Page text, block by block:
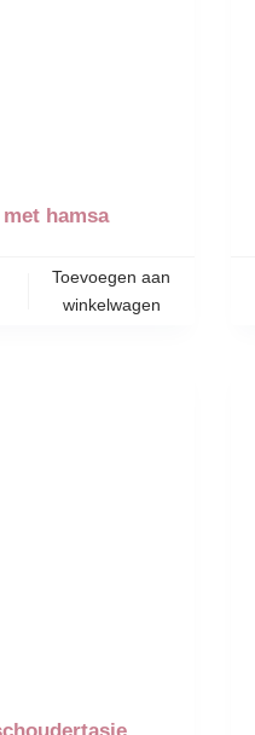
hamsa
Toevoegen aan
winkelwagen